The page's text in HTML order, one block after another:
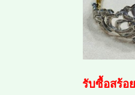
รับซื้อสร้อ